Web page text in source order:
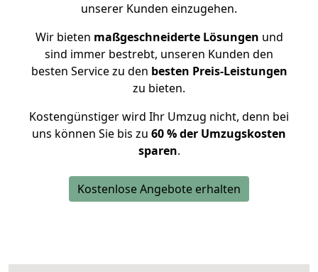
unserer Kunden einzugehen.
Wir bieten maßgeschneiderte Lösungen und
sind immer bestrebt, unseren Kunden den
besten Service zu den besten Preis-Leistungen
zu bieten.
Kostengünstiger wird Ihr Umzug nicht, denn bei
uns können Sie bis zu 60 % der Umzugskosten
sparen.
Kostenlose Angebote erhalten